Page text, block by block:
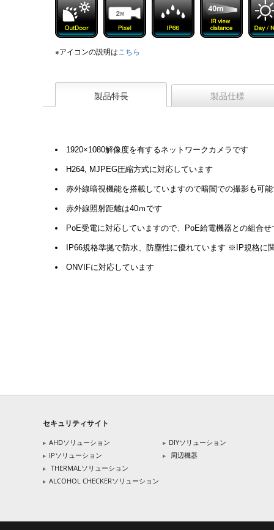
※アイコンの説明はこちら
製品特長 製品仕様
1920×1080解像度を有するネットワークカメラです
H264, MJPEG圧縮方式に対応しています
赤外線暗視機能を搭載していますので暗闇での撮影も可
赤外線照射距離は40ｍです
PoE受電に対応していますので、PoE給電機器との組合
IP66規格準拠で防水、防塵性に優れています ※IP規格に
ONVIFに対応しています
セキュリティサイト
AHDソリューション
IPソリューション
THERMALソリューション
ALCOHOL CHECKERソリューション
DIYソリューション
周辺機器